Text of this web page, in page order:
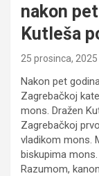
nakon
Kutleša
25 prosinca, 2025
Nakon pet
Zagrebačkoj
mons. Dražen
Zagrebačkoj
vladikom mons.
biskupima
Razumom,